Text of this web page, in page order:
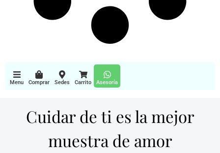
Menu Comprar Sedes Carrito Asesoría
Cuidar de ti es la mejor
muestra de amor